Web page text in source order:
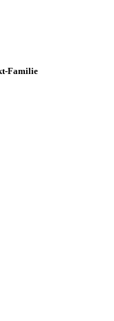
Familie